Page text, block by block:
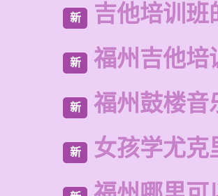
新 吉他培训班
新 福州吉他培
新 福州鼓楼音
新 女孩学尤克